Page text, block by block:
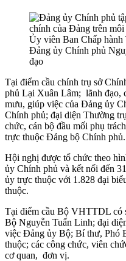
Ủy viên Ban Chấp
Đảng ủy Chính phủ
đạo
Tại điểm cầu chính trụ sở
phủ Lại Xuân Lâm; lãnh đạo,
mưu, giúp việc của Đảng ủy
Chính phủ; đại diện Thường
chức, cán bộ đầu mối phụ
trực thuộc Đảng bộ Chính phủ.
Hội nghị được tổ chức theo
ủy Chính phủ và kết nối đến
ủy trực thuộc với 1.828 đại
thuộc.
Tại điểm cầu Bộ VHTTDL có
Bộ Nguyễn Tuấn Linh; đại
việc Đảng ủy Bộ; Bí thư, Phó
thuộc; các công chức, viên
cơ quan, đơn vị.